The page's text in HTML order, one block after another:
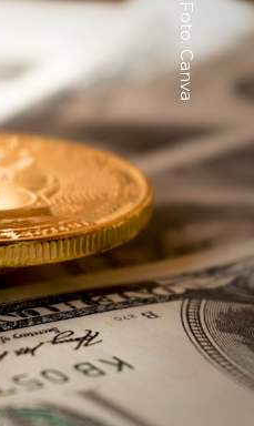
Foto: Canva